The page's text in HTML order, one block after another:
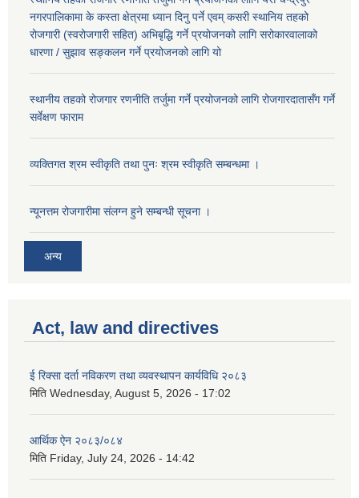
नगरपालिकामा के कस्ता क्षेत्रमा ध्यान दिनु पर्ने एवम् कसरी स्थानिय तहको
रोजगारी (स्वरोजगारी सहित) अभिबृद्धि गर्ने प्रयोजनको लागि सरोकारवालाको
धारणा / सुझाव सङ्कलन गर्ने प्रयोजनको लागि यो
स्थानीय तहको रोजगार रणनीति तर्जुमा गर्ने प्रयोजनको लागि रोजगारदातासँग गर्ने
सर्वेक्षण फाराम
व्यक्तिगत श्रम स्वीकृति तथा पुनः श्रम स्वीकृति सम्बन्धमा ।
न्यूनत्तम रोजगारीमा संलग्न हुने सम्बन्धी सूचना ।
अन्य
Act, law and directives
ई रिक्सा दर्ता नविकरण तथा व्यवस्थापन कार्यविधि २०८३
मिति Wednesday, August 5, 2026 - 17:02
आर्थिक ऐन २०८३/०८४
मिति Friday, July 24, 2026 - 14:42